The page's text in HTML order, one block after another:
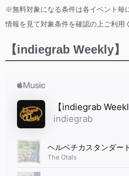
※無料対象になる条件は各イベント毎
情報を見て対象条件を確認の上ご利用
【indiegrab Weekly】